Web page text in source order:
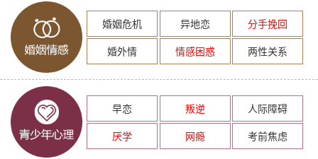
婚姻危机 异地恋
分手挽回
婚外情
情感困惑 两性关系
早恋 叛逆
人际障碍
厌学
网瘾 考前焦虑